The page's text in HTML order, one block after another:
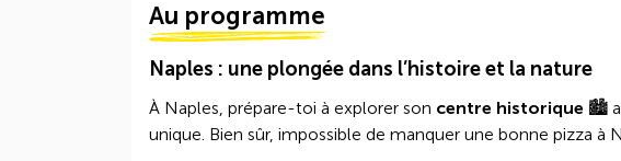
Au programme
Naples : une plongée dans l’histoire et la nature
À Naples, prépare-toi à explorer son centre historique 🏙️
unique. Bien sûr, impossible de manquer une bonne pizza à